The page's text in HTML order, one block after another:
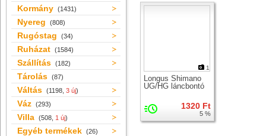
Kormány (1431)
Nyereg (808)
Rugóstag (34)
Ruházat (1584)
Szállítás (182)
Tárolás (87)
Váltás (1198, 3 új)
Váz (293)
Villa (508, 1 új)
Egyéb termékek (26)
1
Longus Shimano
UG/HG láncbontó
1320 Ft
5 %